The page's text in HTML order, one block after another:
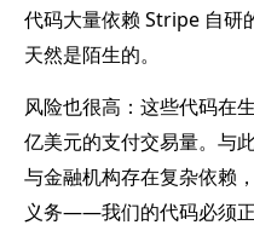
代码大量依赖 Stripe 自研
天然是陌生的。
风险也很高：这些代码在
亿美元的支付交易量。与
与金融机构存在复杂依赖
义务——我们的代码必须正